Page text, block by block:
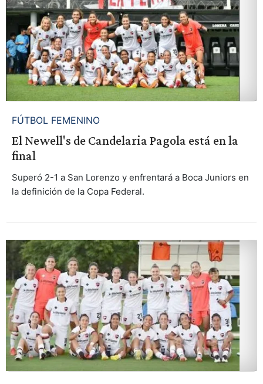
FÚTBOL FEMENINO
El Newell's de Candelaria Pagola está en la
final
Superó 2-1 a San Lorenzo y enfrentará a Boca Juniors en
la definición de la Copa Federal.